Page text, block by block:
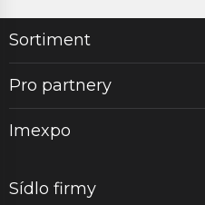
Sortiment
Pro partnery
Imexpo
Sídlo firmy